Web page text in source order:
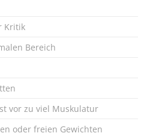
Kritik
Bereich
vor zu viel Muskulatur
oder freien Gewichten